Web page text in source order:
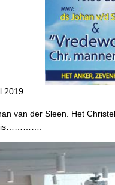
2019.
van der Sleen. Het
is………….